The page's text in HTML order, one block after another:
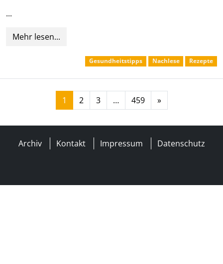
...
Mehr lesen...
Gesundheitstipps Nachlese Rezepte
Posts navigation
1 2 3 … 459 »
Archiv Kontakt Impressum Datenschutz